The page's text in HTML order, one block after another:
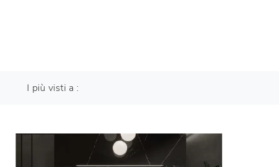
I più visti a :